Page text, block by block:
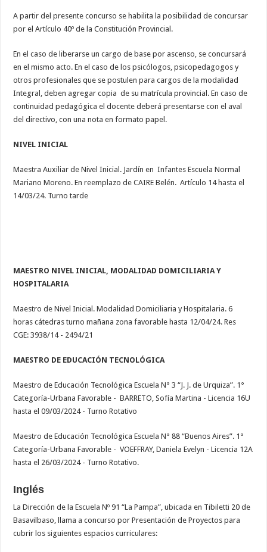
A partir del presente concurso se habilita la posibilidad de concursar
por el Artículo 40º de la Constitución Provincial.
En el caso de liberarse un cargo de base por ascenso, se concursará
en el mismo acto. En el caso de los psicólogos, psicopedagogos y
otros profesionales que se postulen para cargos de la modalidad
Integral, deben agregar copia de su matrícula provincial. En caso de
continuidad pedagógica el docente deberá presentarse con el aval
del directivo, con una nota en formato papel.
NIVEL INICIAL
Maestra Auxiliar de Nivel Inicial. Jardín en Infantes Escuela Normal
Mariano Moreno. En reemplazo de CAIRE Belén. Artículo 14 hasta el
14/03/24. Turno tarde
MAESTRO NIVEL INICIAL, MODALIDAD DOMICILIARIA Y
HOSPITALARIA
Maestro de Nivel Inicial. Modalidad Domiciliaria y Hospitalaria. 6
horas cátedras turno mañana zona favorable hasta 12/04/24. Res
CGE: 3938/14 - 2494/21
MAESTRO DE EDUCACIÓN TECNOLÓGICA
Maestro de Educación Tecnológica Escuela N° 3 “J. J. de Urquiza”. 1°
Categoría-Urbana Favorable - BARRETO, Sofía Martina - Licencia 16U
hasta el 09/03/2024 - Turno Rotativo
Maestro de Educación Tecnológica Escuela N° 88 “Buenos Aires”. 1°
Categoría-Urbana Favorable - VOEFFRAY, Daniela Evelyn - Licencia 12A
hasta el 26/03/2024 - Turno Rotativo.
Inglés
La Dirección de la Escuela Nº 91 “La Pampa”, ubicada en Tibiletti 20 de
Basavilbaso, llama a concurso por Presentación de Proyectos para
cubrir los siguientes espacios curriculares: